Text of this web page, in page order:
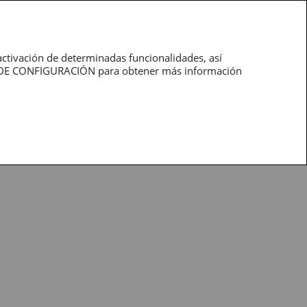
de determinadas funcionalidades, así
CONFIGURACIÓN para obtener más información